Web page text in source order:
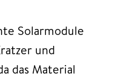
Solarmodule
und
das Material